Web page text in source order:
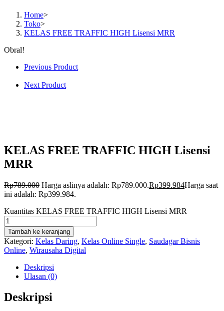
Home>
Toko>
KELAS FREE TRAFFIC HIGH Lisensi MRR
Obral!
Previous Product
Next Product
KELAS FREE TRAFFIC HIGH Lisensi
MRR
Rp789.000 Harga aslinya adalah: Rp789.000.Rp399.984Harga saat
ini adalah: Rp399.984.
Kuantitas KELAS FREE TRAFFIC HIGH Lisensi MRR
Tambah ke keranjang
Kategori: Kelas Daring, Kelas Online Single, Saudagar Bisnis
Online, Wirausaha Digital
Deskripsi
Ulasan (0)
Deskripsi